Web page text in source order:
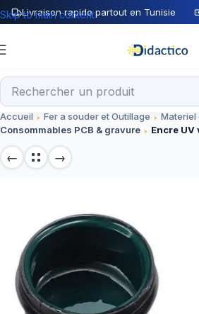
Livraison rapide partout en Tunisie
Skip to main content
Accueil Fer a souder et Outillage
Materiel
Consommables PCB & gravure